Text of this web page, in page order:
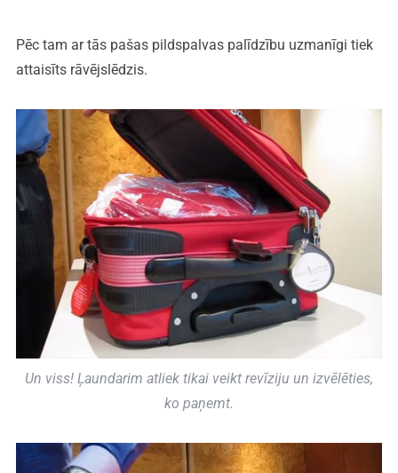
Pēc tam ar tās pašas pildspalvas palīdzību uzmanīgi tiek
attaisīts rāvējslēdzis.
Un viss! Ļaundarim atliek tikai veikt revīziju un izvēlēties,
ko paņemt.